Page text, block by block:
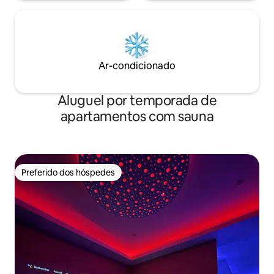
Ar-condicionado
Aluguel por temporada de
apartamentos com sauna
Preferido dos hóspedes
Preferido dos hóspedes